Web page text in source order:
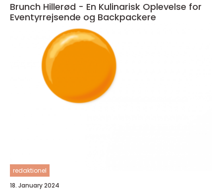
Brunch Hillerød - En Kulinarisk Oplevelse for
Eventyrrejsende og Backpackere
redaktionel
18. January 2024